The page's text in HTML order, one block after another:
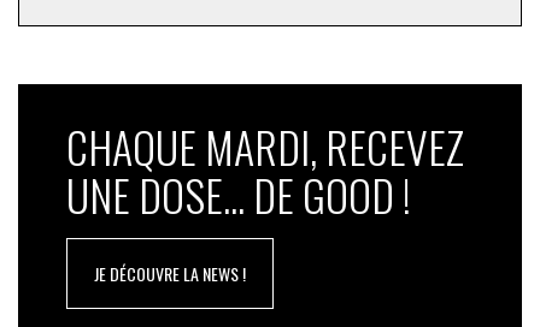
CHAQUE MARDI, RECEVEZ
UNE DOSE... DE GOOD !
JE DÉCOUVRE LA NEWS !